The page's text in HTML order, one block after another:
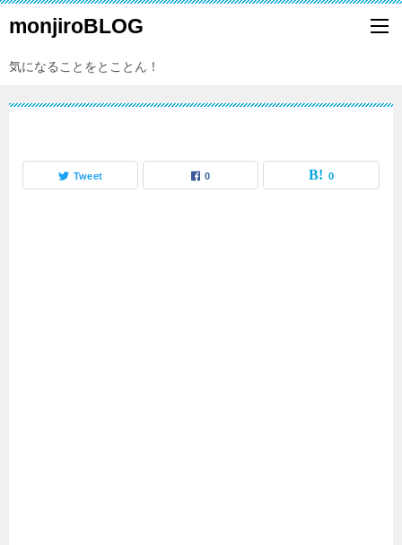
monjiroBLOG
気になることをとことん！
Tweet 0 0